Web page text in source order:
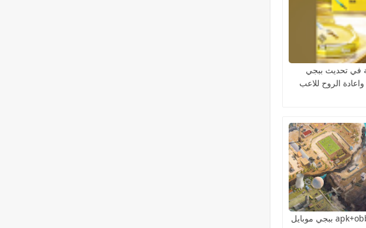
في تحديث ببجي
واعادة الروح للاعب
تحميل ملف apk+obb ببجي موبايل